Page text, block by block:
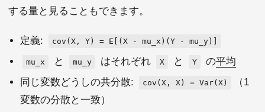
する量と見ることもできます。
定義: cov(X, Y) = E[(X - mu_x)(Y - mu_y)]
mu_x と mu_y はそれぞれ X と Y の平均
同じ変数どうしの共分散:
cov(X, X) = Var(X)
（1
変数の分散と一致）